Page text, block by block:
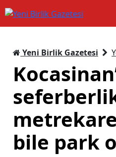
Yeni Birlik Gazetesi
bile park